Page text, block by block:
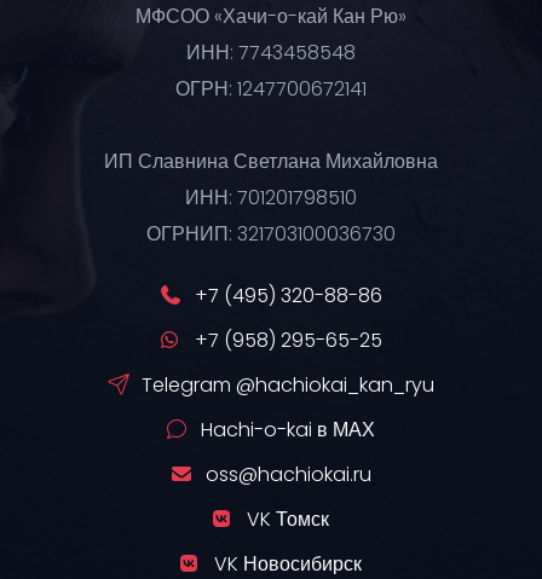
МФСОО «Хачи-о-кай Кан Рю»
ИНН: 7743458548
ОГРН: 1247700672141
ИП Славнина Светлана Михайловна
ИНН: 701201798510
ОГРНИП: 321703100036730
+7 (495) 320-88-86
+7 (958) 295-65-25
Telegram @hachiokai_kan_ryu
Hachi-o-kai в МАХ
oss@hachiokai.ru
VK Томск
VK Новосибирск